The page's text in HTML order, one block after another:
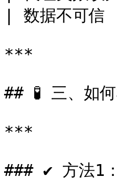
| 数据不
***
## 🧪 三、如
***
### ✔ 方法1